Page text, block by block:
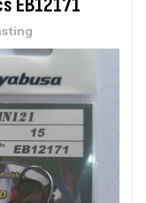
EB12171